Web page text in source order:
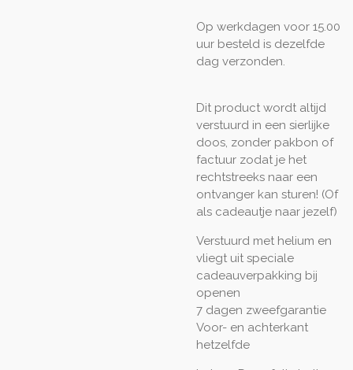
Op werkdagen voor 15.00
uur besteld is dezelfde
dag verzonden.
Dit product wordt altijd
verstuurd in een sierlijke
doos, zonder pakbon of
factuur zodat je het
rechtstreeks naar een
ontvanger kan sturen! (Of
als cadeautje naar jezelf)
Verstuurd met helium en
vliegt uit speciale
cadeauverpakking bij
openen
7 dagen zweefgarantie
Voor- en achterkant
hetzelfde